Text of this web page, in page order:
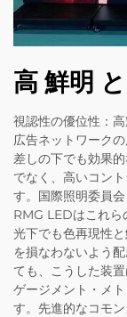
高 鮮明
視認性の優位性：
広告ネットワーク
差しの下でも効果
でなく、高いコン
す。国際照明委員
RMG LEDはこれら
光下でも色再現性
を損なわないよう
ても、こうした装
ゲージメント・メ
す。先進的なコモ